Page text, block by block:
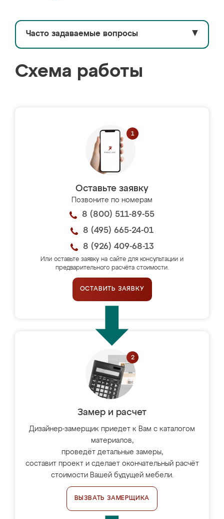
Часто задаваемые вопросы ▼
Схема работы
Оставьте заявку
Позвоните по номерам
8 (800) 511-89-55
8 (495) 665-24-01
8 (926) 409-68-13
Или оставьте заявку на сайте для консультации и
предварительного расчёта стоимости.
ОСТАВИТЬ ЗАЯВКУ
Замер и расчет
Дизайнер-замерщик приедет к Вам с каталогом
материалов,
проведёт детальные замеры,
составит проект и сделает окончательный расчёт
стоимости Вашей будущей мебели.
ВЫЗВАТЬ ЗАМЕРЩИКА